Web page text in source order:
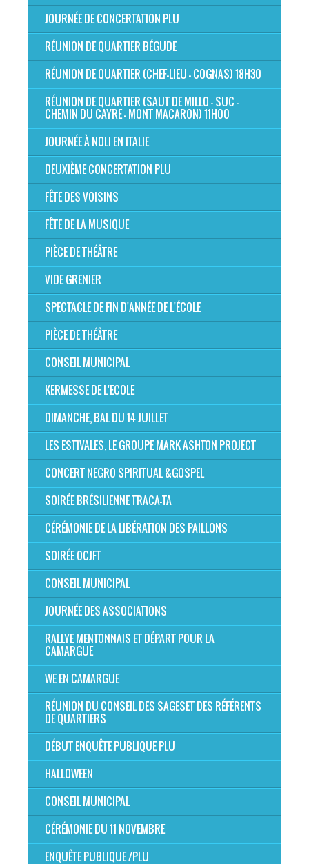
JOURNÉE DE CONCERTATION PLU
RÉUNION DE QUARTIER BÉGUDE
RÉUNION DE QUARTIER (CHEF-LIEU - COGNAS) 18H30
RÉUNION DE QUARTIER (SAUT DE MILLO - SUC -
CHEMIN DU CAYRE - MONT MACARON) 11H00
JOURNÉE À NOLI EN ITALIE
DEUXIÈME CONCERTATION PLU
FÊTE DES VOISINS
FÊTE DE LA MUSIQUE
PIÈCE DE THÉÂTRE
VIDE GRENIER
SPECTACLE DE FIN D'ANNÉE DE L'ÉCOLE
PIÈCE DE THÉÂTRE
CONSEIL MUNICIPAL
KERMESSE DE L'ECOLE
DIMANCHE, BAL DU 14 JUILLET
LES ESTIVALES, LE GROUPE MARK ASHTON PROJECT
CONCERT NEGRO SPIRITUAL &GOSPEL
SOIRÉE BRÉSILIENNE TRACA-TA
CÉRÉMONIE DE LA LIBÉRATION DES PAILLONS
SOIRÉE OCJFT
CONSEIL MUNICIPAL
JOURNÉE DES ASSOCIATIONS
RALLYE MENTONNAIS ET DÉPART POUR LA
CAMARGUE
WE EN CAMARGUE
RÉUNION DU CONSEIL DES SAGESET DES RÉFÉRENTS
DE QUARTIERS
DÉBUT ENQUÊTE PUBLIQUE PLU
HALLOWEEN
CONSEIL MUNICIPAL
CÉRÉMONIE DU 11 NOVEMBRE
ENQUÊTE PUBLIQUE /PLU